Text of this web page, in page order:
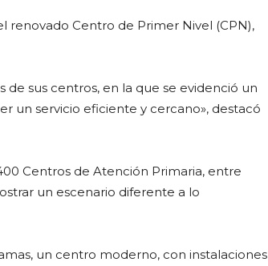
renovado Centro de Primer Nivel (CPN),
de sus centros, en la que se evidenció un
un servicio eficiente y cercano», destacó
Centros de Atención Primaria, entre
un escenario diferente a lo
un centro moderno, con instalaciones